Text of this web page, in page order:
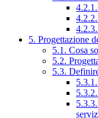
5. Progettazione
5.1. Cosa
5.2.
5.3.